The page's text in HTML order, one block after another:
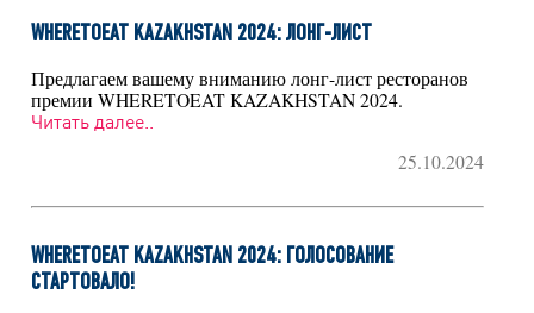
WHERETOEAT KAZAKHSTAN 2024: ЛОНГ-ЛИСТ
Предлагаем вашему вниманию лонг-лист ресторанов
премии WHERETOEAT KAZAKHSTAN 2024.
Читать далее..
25.10.2024
WHERETOEAT KAZAKHSTAN 2024: ГОЛОСОВАНИЕ
СТАРТОВАЛО!